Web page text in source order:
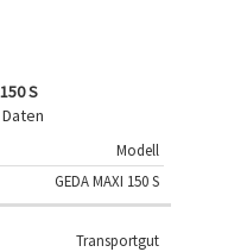
S
Modell
GEDA MAXI 150 S
Transportgut